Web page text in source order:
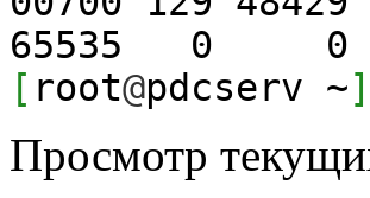
65535
0 0
[ root@pdcserv ~]
Просмотр